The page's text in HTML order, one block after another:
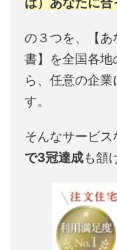
の３つを、【
書】を全国各
ら、任意の企
す。
そんなサービ
で3冠達成も頷